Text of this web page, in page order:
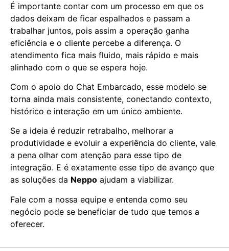
É importante contar com um processo em que os
dados deixam de ficar espalhados e passam a
trabalhar juntos, pois assim a operação ganha
eficiência e o cliente percebe a diferença. O
atendimento fica mais fluido, mais rápido e mais
alinhado com o que se espera hoje.
Com o apoio do Chat Embarcado, esse modelo se
torna ainda mais consistente, conectando contexto,
histórico e interação em um único ambiente.
Se a ideia é reduzir retrabalho, melhorar a
produtividade e evoluir a experiência do cliente, vale
a pena olhar com atenção para esse tipo de
integração. E é exatamente esse tipo de avanço que
as soluções da Neppo ajudam a viabilizar.
Fale com a nossa equipe e entenda como seu
negócio pode se beneficiar de tudo que temos a
oferecer.